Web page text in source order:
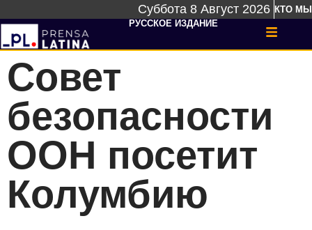
Суббота 8 Август 2026 КТО МЫ
РУССКОЕ ИЗДАНИЕ
Совет
безопасности
ООН посетит
Колумбию